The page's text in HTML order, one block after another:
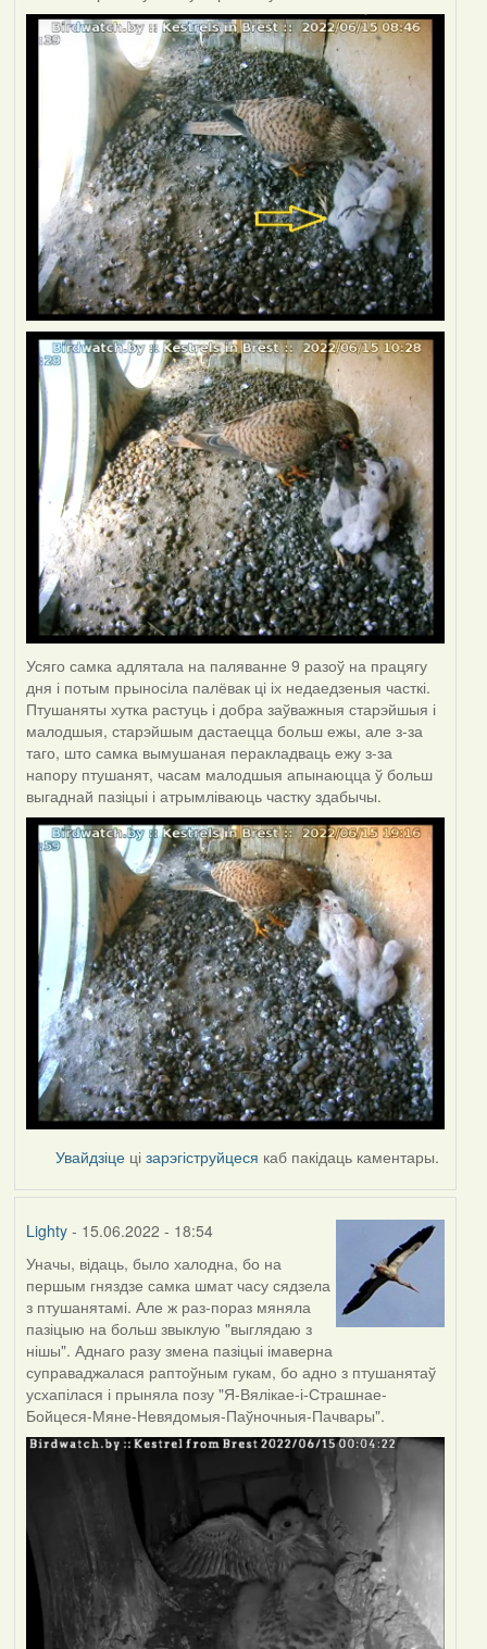
Усяго самка адлятала на паляванне 9 разоў на працягу
дня і потым прыносіла палёвак ці іх недаедзеныя часткі.
Птушаняты хутка растуць і добра заўважныя старэйшыя і
малодшыя, старэйшым дастаецца больш ежы, але з-за
таго, што самка вымушаная перакладваць ежу з-за
напору птушанят, часам малодшыя апынаюцца ў больш
выгаднай пазіцыі і атрымліваюць частку здабычы.
Увайдзіце цізарэгіструйцеся каб пакідаць каментары.
Lighty- 15.06.2022 - 18:54
Уначы, відаць, было халодна, бо на
першым гняздзе самка шмат часу сядзела
з птушанятамі. Але ж раз-пораз мяняла
пазіцыю на больш звыклую "выглядаю з
нішы". Аднаго разу змена пазіцыі імаверна
суправаджалася раптоўным гукам, бо адно з птушанятаў
усхапілася і прыняла позу "Я-Вялікае-і-Страшнае-
Бойцеся-Мяне-Невядомыя-Паўночныя-Пачвары".